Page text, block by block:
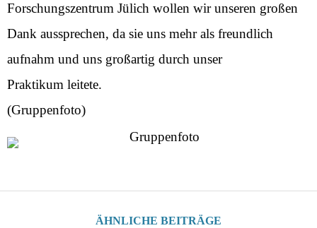
Forschungszentrum Jülich wollen wir unseren großen
Dank aussprechen, da sie uns mehr als freundlich
aufnahm und uns großartig durch unser
Praktikum leitete.
(Gruppenfoto)
ÄHNLICHE BEITRÄGE